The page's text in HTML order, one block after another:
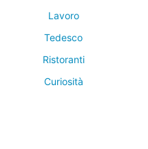
Lavoro
Tedesco
Ristoranti
Curiosità